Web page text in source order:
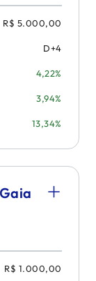
R$ 5.000,00
D+4
4,22%
3,94%
13,34%
R$ 1.000,00